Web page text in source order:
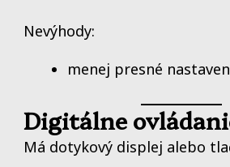
Nevýhody:
menej presné
Digitálne
Má dotykový displej alebo